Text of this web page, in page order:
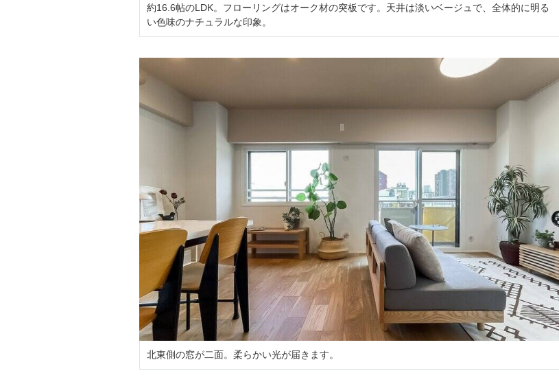
約16.6帖のLDK。フローリングはオーク材の突板です。天井は淡いベージュで、全体的に明る
い色味のナチュラルな印象。
北東側の窓が二面。柔らかい光が届きます。